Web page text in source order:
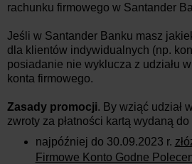
rachunku firmowego w Santander
Jeśli w Santander Banku masz
dla klientów indywidualnych (np.
posiadanie nie wyklucza z udziału
konta firmowego.
Zasady promocji. By wziąć udział
zwroty za płatności kartą wydaną do
najpóźniej do 30.09.2023 r.
Firmowe Konto Godne